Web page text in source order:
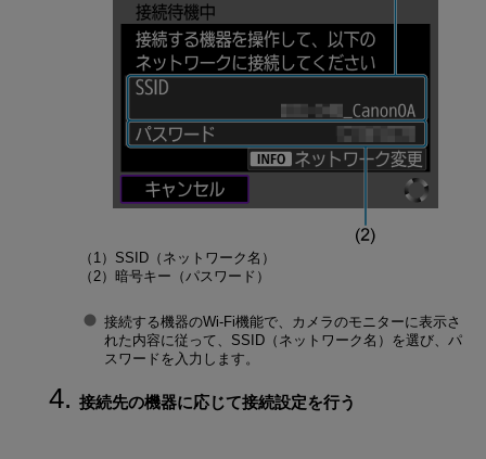
（1）SSID（ネットワーク名）
（2）暗号キー（パスワード）
接続する機器のWi-Fi機能で、カメラのモニターに表示さ
れた内容に従って、SSID（ネットワーク名）を選び、パ
スワードを入力します。
接続先の機器に応じて接続設定を行う